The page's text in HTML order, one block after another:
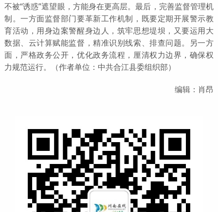
不被“诱惑”遮望眼，方能身在更高层。最后，完善监督管理机
制。一方面监督部门要革新工作机制，既要定期开展警示教
育活动，用身边案警醒身边人，筑牢思想堤坝，又要运用大
数据、云计算赋能监督，精准识别线索、排查问题。另一方
面，严格政务公开，优化政务流程，厘清权力边界，确保权
力规范运行。（作者单位：中共合江县委组织部）
编辑：肖昂